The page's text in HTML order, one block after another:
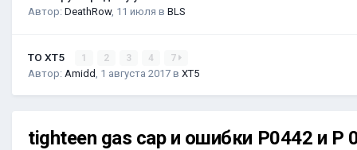
Автор: DeathRow, 11 июля в BLS
ТО XT5 1 2 3 4 7
Автор: Amidd 1 августа 2017 в XT5
tighteen gas cap и ошибки Р0442 и Р